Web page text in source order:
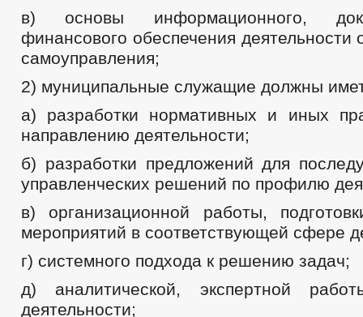
в) основы информационного,
финансового обеспечения деятельности
самоуправления;
2) муниципальные служащие должны
а) разработки нормативных и иных
направлению деятельности;
б) разработки предложений для
управленческих решений по профилю
в) организационной работы,
мероприятий в соответствующей сфере
г) системного подхода к решению задач;
д) аналитической, экспертной
деятельности;